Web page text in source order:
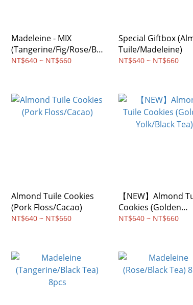
Madeleine - MIX
(Tangerine/Fig/Rose/Bla
ck Tea) 8pcs
NT$640 ~ NT$660
Special Giftbox
Tuile/Madeleine)
NT$640 ~ NT$660
Almond Tuile Cookies
(Pork Floss/Cacao)
NT$640 ~ NT$660
【NEW】Almond
Cookies (Golden
Yolk/Black Tea)
NT$640 ~ NT$660